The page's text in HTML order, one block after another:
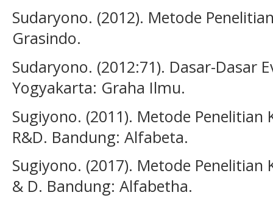
Sudaryono. (2012). Metode
Grasindo.
Sudaryono. (2012:71). Dasar-Dasar
Yogyakarta: Graha Ilmu.
Sugiyono. (2011). Metode
R&D. Bandung: Alfabeta.
Sugiyono. (2017). Metode
& D. Bandung: Alfabetha.